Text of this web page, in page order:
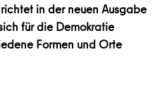
in der neuen Ausgabe
für die Demokratie
Formen und Orte